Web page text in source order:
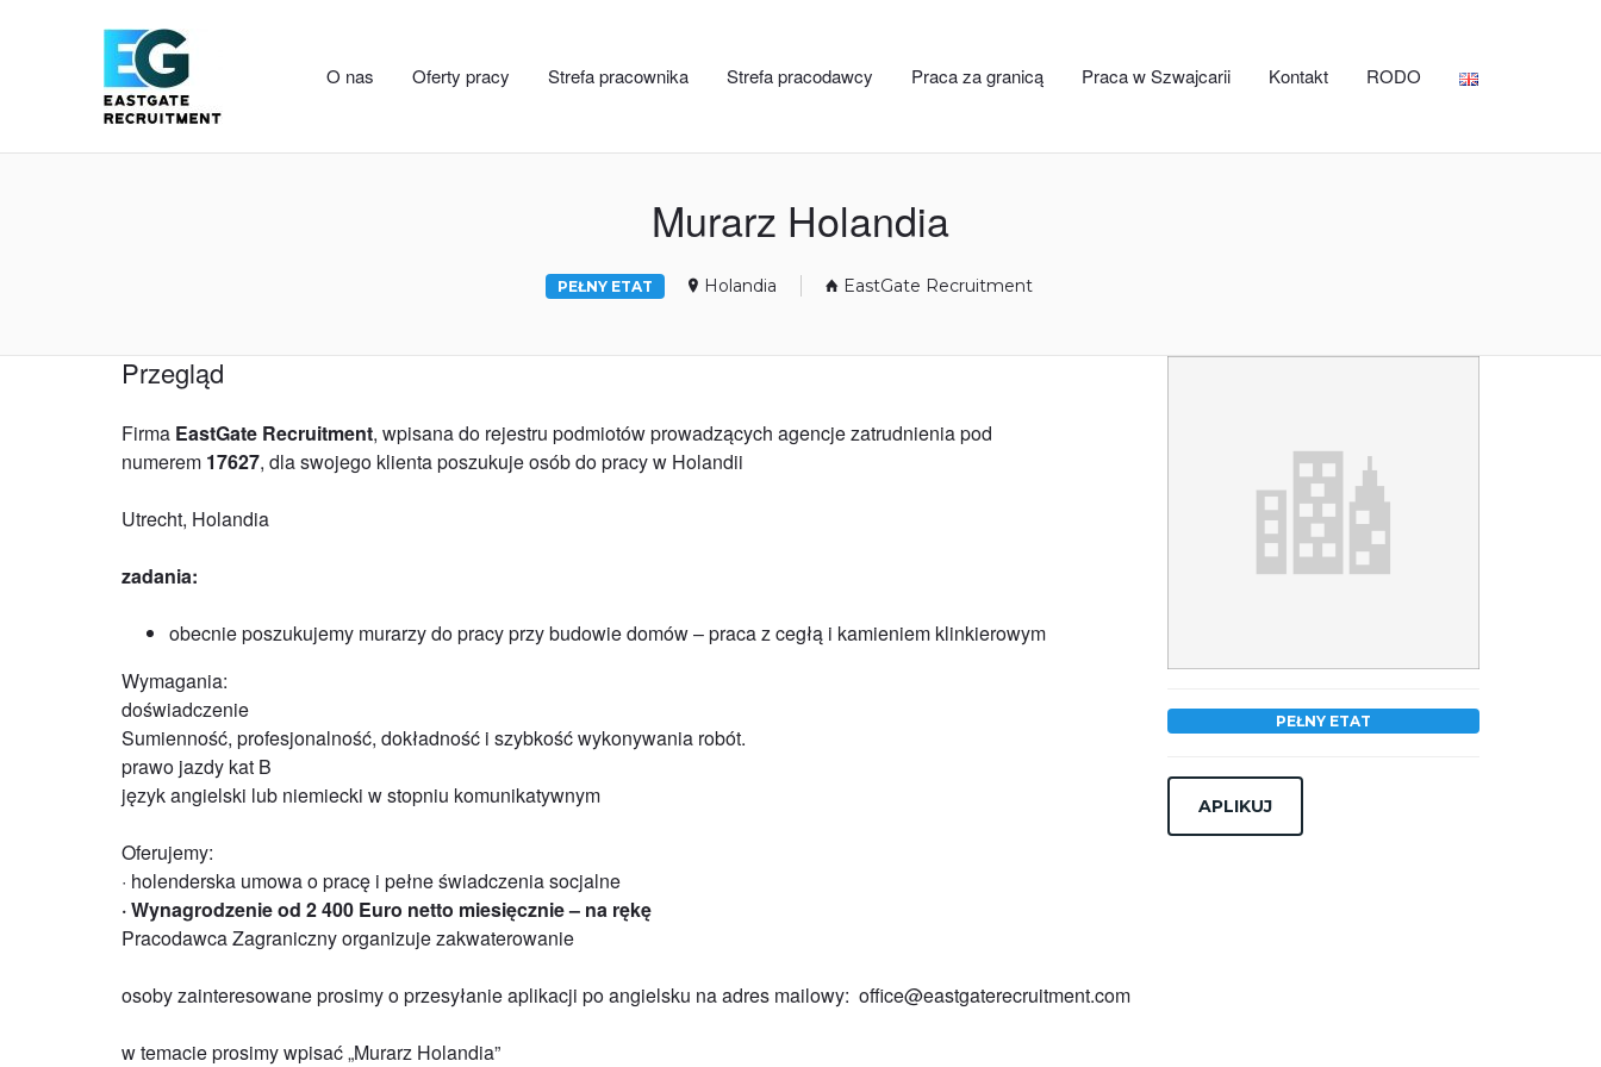
O nas Oferty pracy Strefa pracownika Strefa pracodawcy Praca za granicą Praca w Szwajcarii Kontakt RODO
Murarz Holandia
PEŁNY ETAT Holandia EastGate Recruitment
Przegląd
Firma EastGate Recruitment, wpisana do rejestru podmiotów prowadzących agencje zatrudnienia pod
numerem 17627, dla swojego klienta poszukuje osób do pracy w Holandii
Utrecht, Holandia
zadania:
obecnie poszukujemy murarzy do pracy przy budowie domów – praca z cegłą i kamieniem klinkierowym
Wymagania:
doświadczenie
Sumienność, profesjonalność, dokładność i szybkość wykonywania robót.
prawo jazdy kat B
język angielski lub niemiecki w stopniu komunikatywnym
Oferujemy:
· holenderska umowa o pracę i pełne świadczenia socjalne
· Wynagrodzenie od 2 400 Euro netto miesięcznie – na rękę
Pracodawca Zagraniczny organizuje zakwaterowanie
osoby zainteresowane prosimy o przesyłanie aplikacji po angielsku na adres mailowy: office@eastgaterecruitment.com
w temacie prosimy wpisać „Murarz Holandia”
PEŁNY ETAT